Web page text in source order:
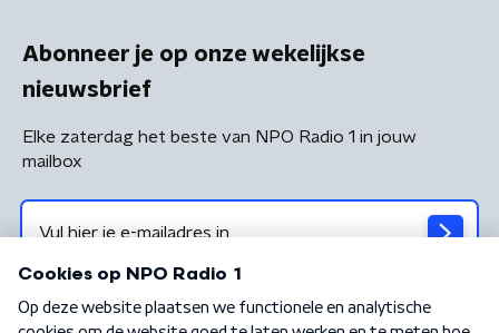
Abonneer je op onze wekelijkse
nieuwsbrief
Elke zaterdag het beste van NPO Radio 1 in jouw
mailbox